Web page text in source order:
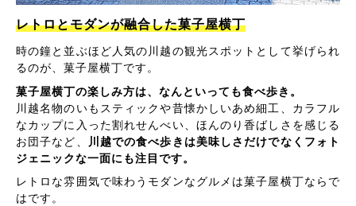
レトロとモダンが融合した菓子屋横丁
時の鐘と並ぶほど人気の川越の観光スポットとして挙げられ
るのが、菓子屋横丁です。
菓子屋横丁の楽しみ方は、なんといっても食べ歩き。
川越名物のいもスティックや昔懐かしいあめ細工、カラフル
なカップに入った割れせんべい、ほんのり香ばしさを感じる
お団子など、
川越での食べ歩きは美味しさだけでなくフォト
ジェニックな一面にも注目です。
レトロな雰囲気で味わうモダンなグルメは菓子屋横丁ならで
はです。